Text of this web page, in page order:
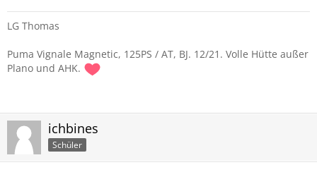
LG Thomas
Puma Vignale Magnetic, 125PS / AT, BJ. 12/21. Volle Hütte außer
Plano und AHK.
ichbines
Schüler